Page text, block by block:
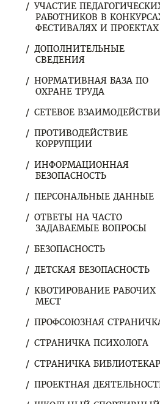
УЧАСТИЕ
РАБОТНИКОВ В
ФЕСТИВАЛЯХ И ПРОЕКТАХ
ДОПОЛНИТЕЛЬНЫЕ
СВЕДЕНИЯ
НОРМАТИВНАЯ БАЗА ПО
ОХРАНЕ ТРУДА
СЕТЕВОЕ
ПРОТИВОДЕЙСТВИЕ
КОРРУПЦИИ
ИНФОРМАЦИОННАЯ
БЕЗОПАСНОСТЬ
ПЕРСОНАЛЬНЫЕ ДАННЫЕ
ОТВЕТЫ НА ЧАСТО
ЗАДАВАЕМЫЕ ВОПРОСЫ
БЕЗОПАСНОСТЬ
ДЕТСКАЯ БЕЗОПАСНОСТЬ
КВОТИРОВАНИЕ РАБОЧИХ
МЕСТ
ПРОФСОЮЗНАЯ
СТРАНИЧКА ПСИХОЛОГА
СТРАНИЧКА
ПРОЕКТНАЯ